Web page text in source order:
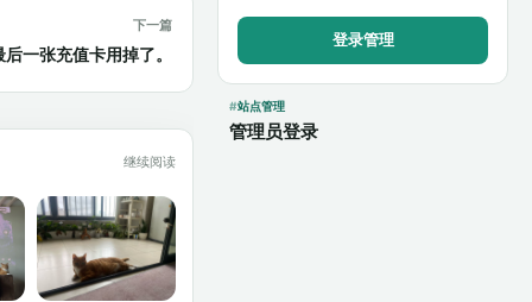
站点管理
管理员登录
下一篇
一张充值卡用掉了。
继续阅读